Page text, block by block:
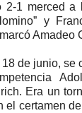
1 merced a
y
Amadeo
de junio, se
Era un
el certamen